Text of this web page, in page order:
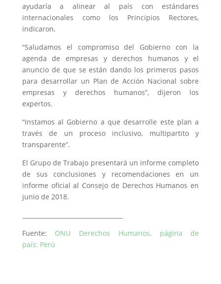
ayudaría a alinear al país con estándares
internacionales como los Principios Rectores,
indicaron.
“Saludamos el compromiso del Gobierno con la
agenda de empresas y derechos humanos y el
anuncio de que se están dando los primeros pasos
para desarrollar un Plan de Acción Nacional sobre
empresas y derechos humanos”, dijeron los
expertos.
“Instamos al Gobierno a que desarrolle este plan a
través de un proceso inclusivo, multipartito y
transparente”.
El Grupo de Trabajo presentará un informe completo
de sus conclusiones y recomendaciones en un
informe oficial al Consejo de Derechos Humanos en
junio de 2018.
Fuente: ONU Derechos Humanos, página de
país: Perú